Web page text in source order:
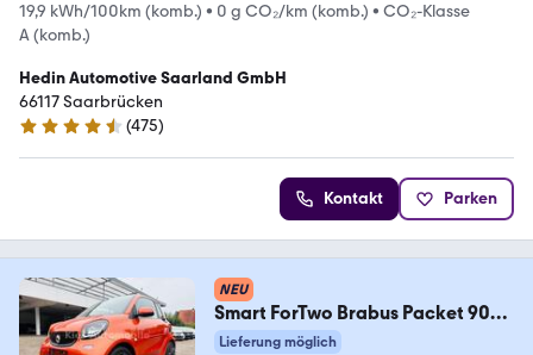
19,9 kWh/100km (komb.) • 0 g CO₂/km (komb.) • CO₂-Klasse
A (komb.)
Hedin Automotive Saarland GmbH
66117 Saarbrücken
4.3 Sterne
(475)
Kontakt Parken
NEU
Smart ForTwo Brabus Packet 90Ps
AUTOM/JBL/PANO/LEDER
Lieferung möglich